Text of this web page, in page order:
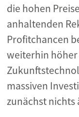
die hohen
anhaltenden
Profitchancen
weiterhin höher
massiven
zunächst nichts